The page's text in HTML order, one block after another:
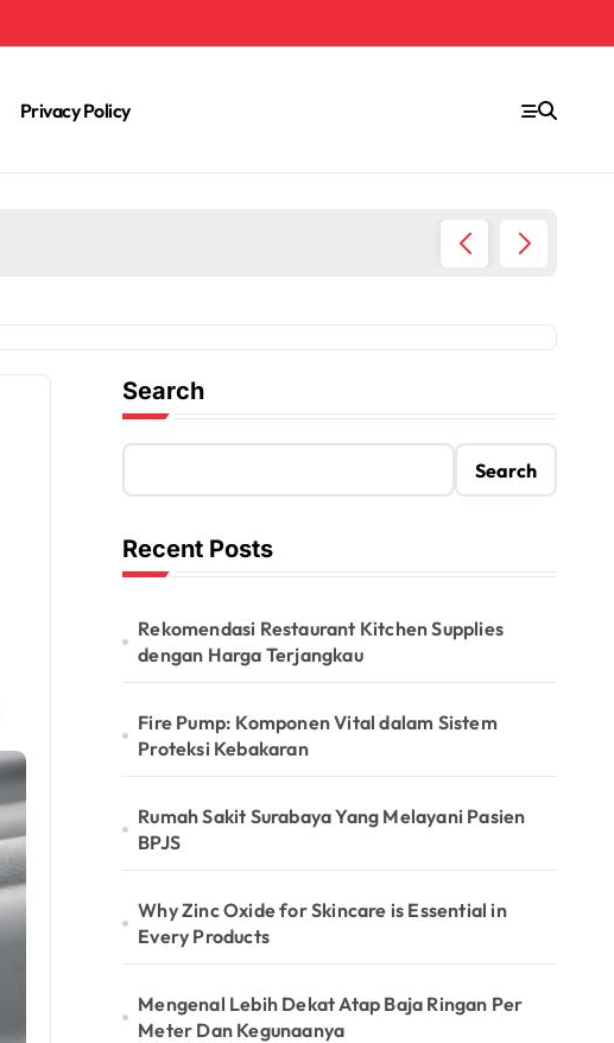
Privacy Policy
Search
Search
Recent Posts
Rekomendasi Restaurant Kitchen Supplies
dengan Harga Terjangkau
Fire Pump: Komponen Vital dalam Sistem
Proteksi Kebakaran
Rumah Sakit Surabaya Yang Melayani Pasien
BPJS
Why Zinc Oxide for Skincare is Essential in
Every Products
Mengenal Lebih Dekat Atap Baja Ringan Per
Meter Dan Kegunaanya